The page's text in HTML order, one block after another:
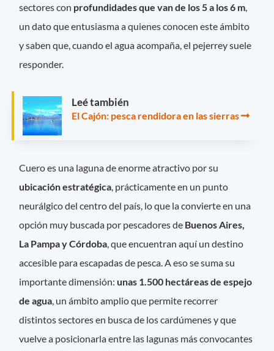
sectores con profundidades que van de los 5 a los 6 m
un dato que entusiasma a quienes conocen este ámbito
y saben que, cuando el agua acompaña, el pejerrey suele
responder.
Leé también
El Cajón: pesca rendidora en las sierras
Cuero es una laguna de enorme atractivo por su
ubicación estratégica, prácticamente en un punto
neurálgico del centro del país, lo que la convierte en una
opción muy buscada por pescadores de Buenos Aires,
La Pampa y Córdoba, que encuentran aquí un destino
accesible para escapadas de pesca. A eso se suma su
importante dimensión: unas 1.500 hectáreas de espejo
de agua, un ámbito amplio que permite recorrer
distintos sectores en busca de los cardúmenes y que
vuelve a posicionarla entre las lagunas más convocantes